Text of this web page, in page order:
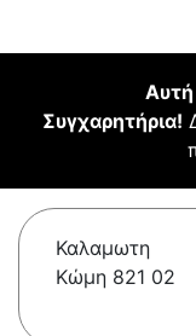
Αυτή
Συγχαρητήρια!
Καλαμωτη
Κώμη 821 02